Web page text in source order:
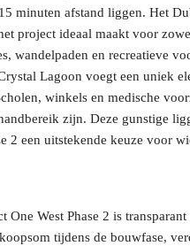
minuten afstand liggen. Het
project ideaal maakt voor
wandelpaden en recreatieve
Lagoon voegt een uniek
winkels en medische
zijn. Deze gunstige
2 een uitstekende keuze voor
One West Phase 2 is
tijdens de bouwfase,